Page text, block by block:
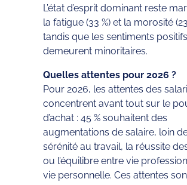
L’état d’esprit dominant reste
la fatigue (33 %) et la morosité (23
tandis que les sentiments positifs
demeurent minoritaires.
Quelles attentes pour 2026 ?
Pour 2026, les attentes des
concentrent avant tout sur le
d’achat : 45 % souhaitent des
augmentations de salaire, loin
sérénité au travail, la réussite
ou l’équilibre entre vie
vie personnelle. Ces attentes